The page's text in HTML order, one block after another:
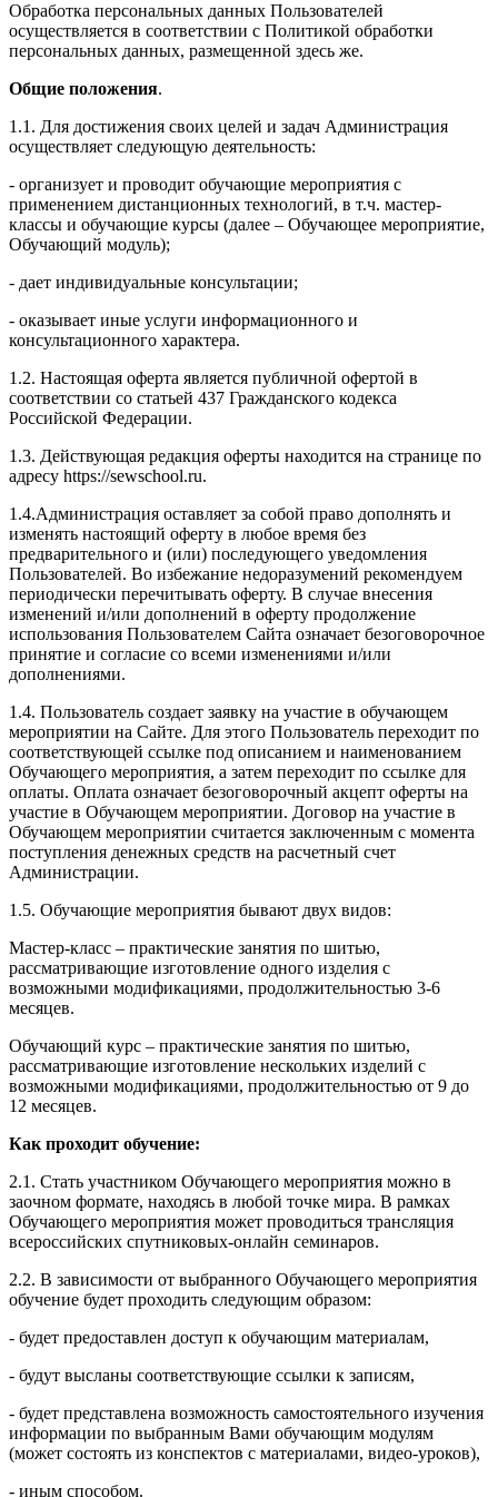
Обработка персональных данных Пользователей
осуществляется в соответствии с Политикой обработки
персональных данных, размещенной здесь же.
Общие положения.
1.1. Для достижения своих целей и задач Администрация
осуществляет следующую деятельность:
- организует и проводит обучающие мероприятия с
применением дистанционных технологий, в т.ч. мастер-
классы и обучающие курсы (далее – Обучающее мероприятие,
Обучающий модуль);
- дает индивидуальные консультации;
- оказывает иные услуги информационного и
консультационного характера.
1.2. Настоящая оферта является публичной офертой в
соответствии со статьей 437 Гражданского кодекса
Российской Федерации.
1.3. Действующая редакция оферты находится на странице по
адресу https://sewschool.ru.
1.4.Администрация оставляет за собой право дополнять и
изменять настоящий оферту в любое время без
предварительного и (или) последующего уведомления
Пользователей. Во избежание недоразумений рекомендуем
периодически перечитывать оферту. В случае внесения
изменений и/или дополнений в оферту продолжение
использования Пользователем Сайта означает безоговорочное
принятие и согласие со всеми изменениями и/или
дополнениями.
1.4. Пользователь создает заявку на участие в обучающем
мероприятии на Сайте. Для этого Пользователь переходит по
соответствующей ссылке под описанием и наименованием
Обучающего мероприятия, а затем переходит по ссылке для
оплаты. Оплата означает безоговорочный акцепт оферты на
участие в Обучающем мероприятии. Договор на участие в
Обучающем мероприятии считается заключенным с момента
поступления денежных средств на расчетный счет
Администрации.
1.5. Обучающие мероприятия бывают двух видов:
Мастер-класс – практические занятия по шитью,
рассматривающие изготовление одного изделия с
возможными модификациями, продолжительностью 3-6
месяцев.
Обучающий курс – практические занятия по шитью,
рассматривающие изготовление нескольких изделий с
возможными модификациями, продолжительностью от 9 до
12 месяцев.
Как проходит обучение:
2.1. Стать участником Обучающего мероприятия можно в
заочном формате, находясь в любой точке мира. В рамках
Обучающего мероприятия может проводиться трансляция
всероссийских спутниковых-онлайн семинаров.
2.2. В зависимости от выбранного Обучающего мероприятия
обучение будет проходить следующим образом:
- будет предоставлен доступ к обучающим материалам,
- будут высланы соответствующие ссылки к записям,
- будет представлена возможность самостоятельного изучения
информации по выбранным Вами обучающим модулям
(может состоять из конспектов с материалами, видео-уроков),
- иным способом.